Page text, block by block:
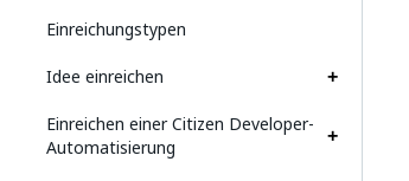
Einreichungstypen
Idee einreichen
Einreichen einer Citizen Developer-
Automatisierung